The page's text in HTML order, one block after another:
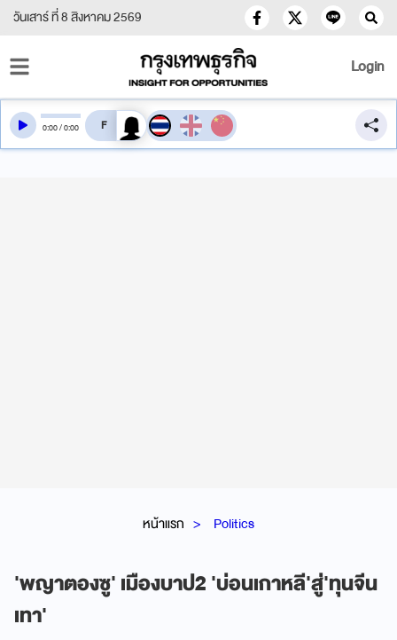
วันเสาร์ ที่ 8 สิงหาคม 2569
Login
หน้าแรก Politics
'พญาตองซู' เมืองบาป2 'บ่อนเกาหลี'สู่'ทุนจีน
เทา'
0:00/0:00 สลับเสียงอ่าน